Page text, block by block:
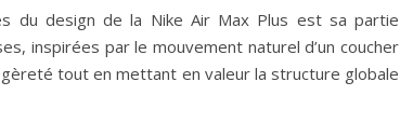
du design de la Nike Air Max Plus est sa partie
inspirées par le mouvement naturel d’un coucher
tout en mettant en valeur la structure globale